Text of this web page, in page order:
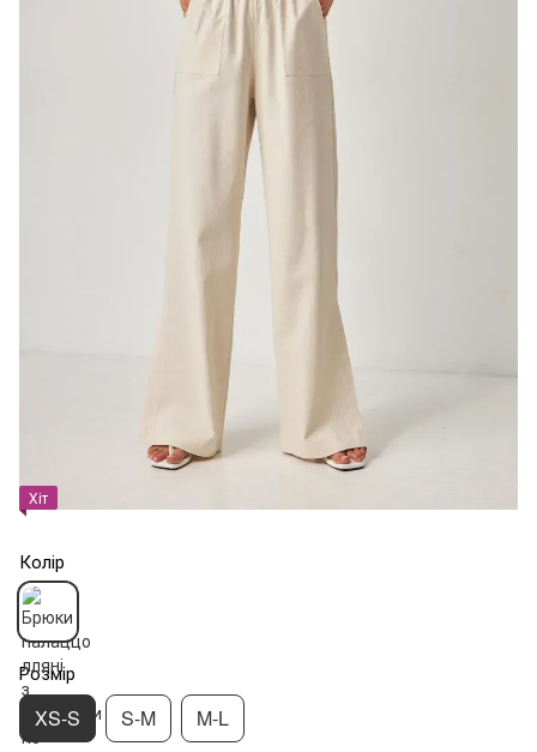
Хіт
Колір
Розмір
XS-S S-M M-L